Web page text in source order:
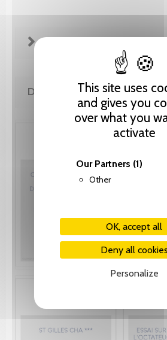
This site uses
and gives you
over what you
activate
Our Partners (1)
Other
OK, accept all
Deny all cookies
Personalize
FICHE TECHNIQUE
DE LA MÊME COLLECTION